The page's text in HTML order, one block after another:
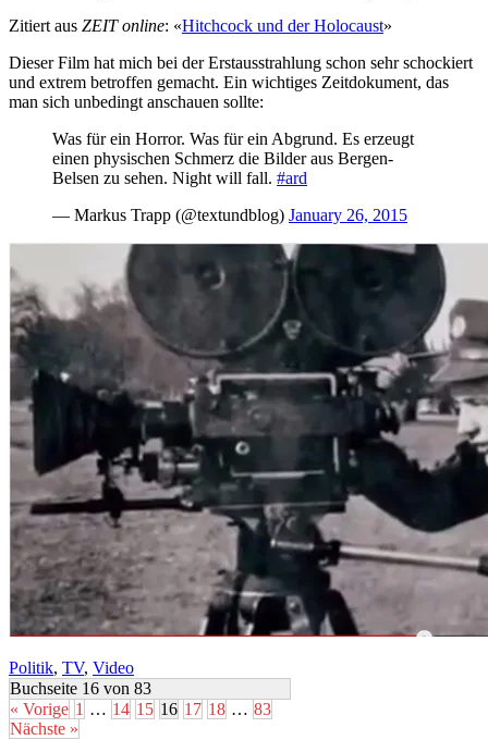
Zitiert aus ZEIT online: «Hitchcock und der Holocaust»
Dieser Film hat mich bei der Erstausstrahlung schon sehr schockiert
und extrem betroffen gemacht. Ein wichtiges Zeitdokument, das
man sich unbedingt anschauen sollte:
Was für ein Horror. Was für ein Abgrund. Es erzeugt
einen physischen Schmerz die Bilder aus Bergen-
Belsen zu sehen. Night will fall. #ard
— Markus Trapp (@textundblog) January 26, 2015
Politik, TV, Video
Buchseite 16 von 83
« Vorige 1 … 14 15 16 17 18 … 83
Nächste »